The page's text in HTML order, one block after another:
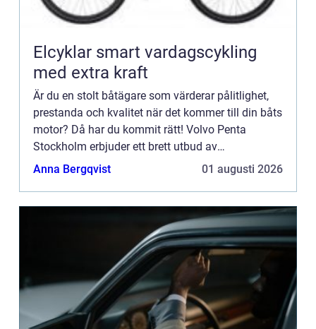
Elcyklar smart vardagscykling
med extra kraft
Är du en stolt båtägare som värderar pålitlighet,
prestanda och kvalitet när det kommer till din båts
motor? Då har du kommit rätt! Volvo Penta
Stockholm erbjuder ett brett utbud av
högkvalitativa...
Anna Bergqvist 01 augusti 2026